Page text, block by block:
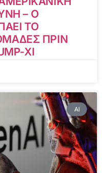
– Ο
ΤΟ
ΠΡΙΝ
XI
AI